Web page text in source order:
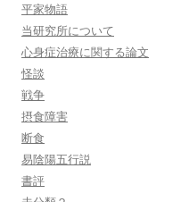
平家物語
当研究所について
心身症治療に関する論文
怪談
戦争
摂食障害
断食
易陰陽五行説
書評